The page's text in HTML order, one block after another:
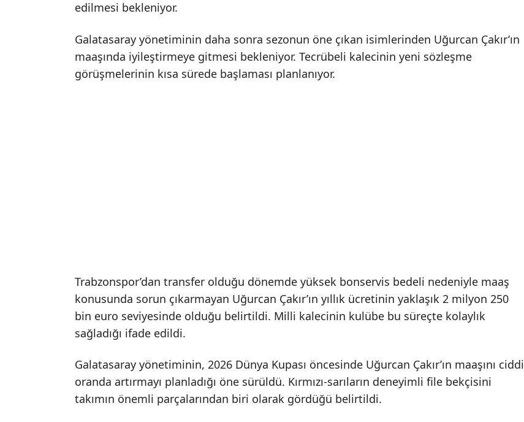
edilmesi bekleniyor.
Galatasaray yönetiminin daha sonra sezonun öne çıkan isimlerinden Uğurcan Çakır’ın
maaşında iyileştirmeye gitmesi bekleniyor. Tecrübeli kalecinin yeni sözleşme
görüşmelerinin kısa sürede başlaması planlanıyor.
Trabzonspor’dan transfer olduğu dönemde yüksek bonservis bedeli nedeniyle maaş
konusunda sorun çıkarmayan Uğurcan Çakır’ın yıllık ücretinin yaklaşık 2 milyon 250
bin euro seviyesinde olduğu belirtildi. Milli kalecinin kulübe bu süreçte kolaylık
sağladığı ifade edildi.
Galatasaray yönetiminin, 2026 Dünya Kupası öncesinde Uğurcan Çakır’ın maaşını ciddi
oranda artırmayı planladığı öne sürüldü. Kırmızı-sarıların deneyimli file bekçisini
takımın önemli parçalarından biri olarak gördüğü belirtildi.